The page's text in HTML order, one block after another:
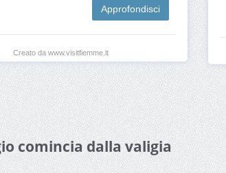
Approfondisci
Creato da www.visitfiemme.it
comincia dalla valigia